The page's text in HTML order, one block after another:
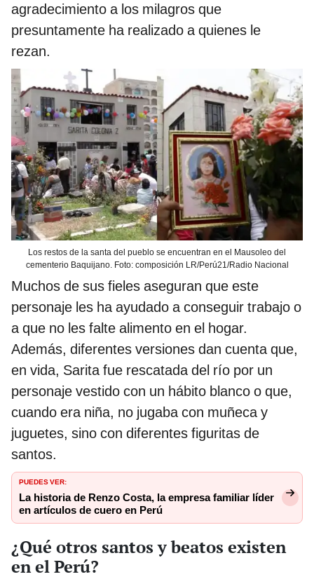
agradecimiento a los milagros que
presuntamente ha realizado a quienes le
rezan.
Los restos de la santa del pueblo se encuentran en el Mausoleo del
cementerio Baquijano. Foto: composición LR/Perú21/Radio Nacional
Muchos de sus fieles aseguran que este
personaje les ha ayudado a conseguir trabajo o
a que no les falte alimento en el hogar.
Además, diferentes versiones dan cuenta que,
en vida, Sarita fue rescatada del río por un
personaje vestido con un hábito blanco o que,
cuando era niña, no jugaba con muñeca y
juguetes, sino con diferentes figuritas de
santos.
PUEDES VER:
La historia de Renzo Costa, la empresa familiar líder
en artículos de cuero en Perú
¿Qué otros santos y beatos existen
en el Perú?